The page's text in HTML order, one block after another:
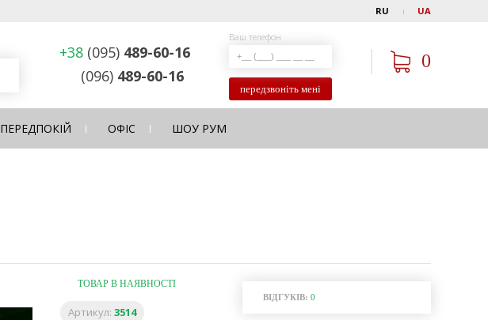
RU UA
+38 (095) 489-60-16
(096) 489-60-16
Ваш телефон
передзвоніть мені
0
ПЕРЕДПОКІЙ ОФІС ШОУ РУМ
ТОВАР В НАЯВНОСТІ
Артикул: 3514
ВІДГУКІВ: 0